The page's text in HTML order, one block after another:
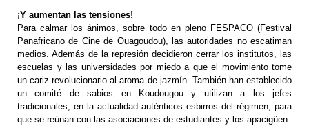
¡Y aumentan las tensiones!
Para calmar los ánimos, sobre todo en pleno FESPACO (Festival
Panafricano de Cine de Ouagoudou), las autoridades no escatiman
medios. Además de la represión decidieron cerrar los institutos, las
escuelas y las universidades por miedo a que el movimiento tome
un cariz revolucionario al aroma de jazmín. También han establecido
un comité de sabios en Koudougou y utilizan a los jefes
tradicionales, en la actualidad auténticos esbirros del régimen, para
que se reúnan con las asociaciones de estudiantes y los apacigüen.